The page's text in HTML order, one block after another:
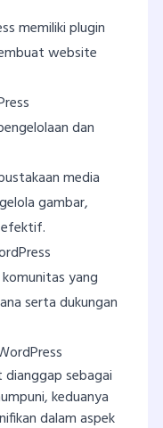
memiliki plugin
website
dan
media
gambar,
efektif.
yang
serta dukungan
sebagai
keduanya
dalam aspek